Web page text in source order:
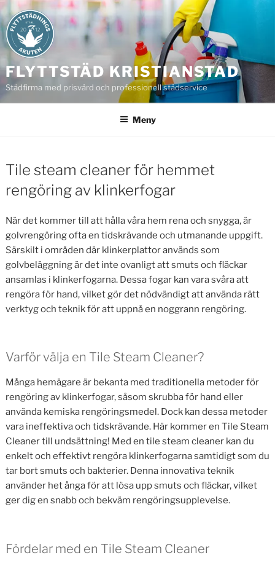
Hoppa
till
innehåll
FLYTTSTÄD KRISTIANSTAD
Städfirma med prisvärd och professionell städservice
Meny
Tile steam cleaner för hemmet
rengöring av klinkerfogar
När det kommer till att hålla våra hem rena och snygga, är
golvrengöring ofta en tidskrävande och utmanande uppgift.
Särskilt i områden där klinkerplattor används som
golvbeläggning är det inte ovanligt att smuts och fläckar
ansamlas i klinkerfogarna. Dessa fogar kan vara svåra att
rengöra för hand, vilket gör det nödvändigt att använda rätt
verktyg och teknik för att uppnå en noggrann rengöring.
Varför välja en Tile Steam Cleaner?
Många hemägare är bekanta med traditionella metoder för
rengöring av klinkerfogar, såsom skrubba för hand eller
använda kemiska rengöringsmedel. Dock kan dessa metoder
vara ineffektiva och tidskrävande. Här kommer en Tile Steam
Cleaner till undsättning! Med en tile steam cleaner kan du
enkelt och effektivt rengöra klinkerfogarna samtidigt som du
tar bort smuts och bakterier. Denna innovativa teknik
använder het ånga för att lösa upp smuts och fläckar, vilket
ger dig en snabb och bekväm rengöringsupplevelse.
Fördelar med en Tile Steam Cleaner